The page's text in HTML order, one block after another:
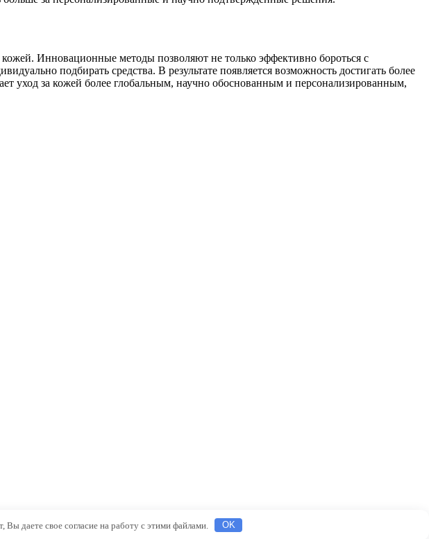
Инновационные методы позволяют не только эффективно бороться с
подбирать средства. В результате появляется возможность достигать более
уход за кожей более глобальным, научно обоснованным и персонализированным,
даете свое согласие на работу с этими файлами. OK